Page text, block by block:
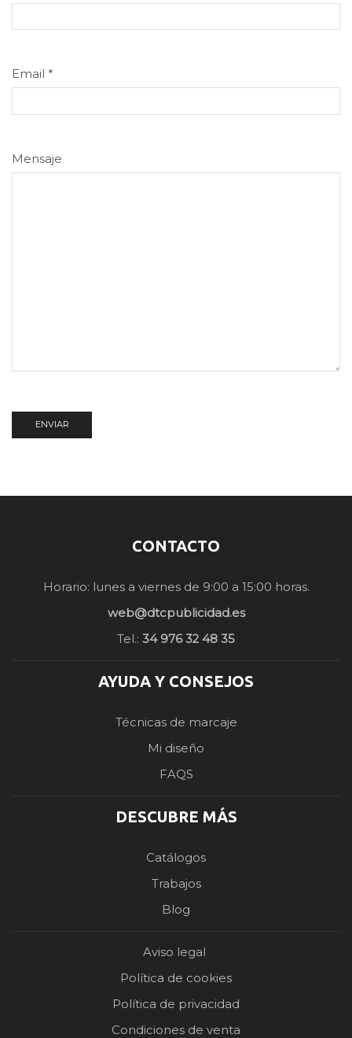
Email *
Mensaje
CONTACTO
Horario: lunes a viernes de 9:00 a 15:00 horas.
web@dtcpublicidad.es
Tel.: 34 976 32 48 35
AYUDA Y CONSEJOS
Técnicas de marcaje
Mi diseño
FAQS
DESCUBRE MÁS
Catálogos
Trabajos
Blog
Aviso legal
Política de cookies
Política de privacidad
Condiciones de venta